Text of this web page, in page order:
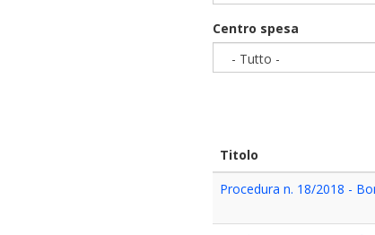
Centro spesa
- Tutto -
Titolo
Procedura n. 18/2018 -